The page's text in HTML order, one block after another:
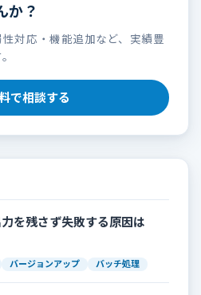
か？
対応・機能追加など、実績豊
で相談する
を残さず失敗する原因は
バージョンアップ バッチ処理